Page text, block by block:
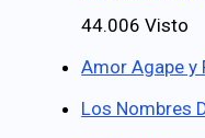
44.006 Visto
Amor Agape y
Los Nombres